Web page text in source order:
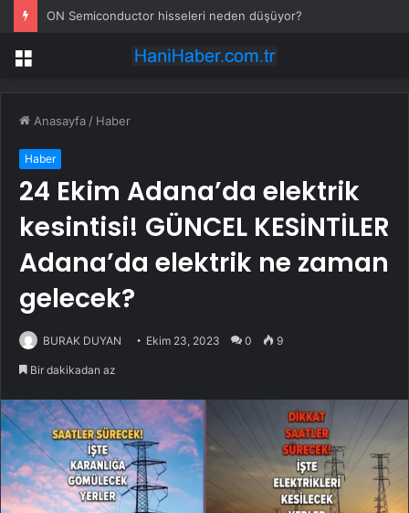
ON Semiconductor hisseleri neden düşüyor?
Menü
Anasayfa / Haber
Haber
24 Ekim Adana’da elektrik
kesintisi! GÜNCEL KESİNTİLER
Adana’da elektrik ne zaman
gelecek?
BURAK DUYAN Ekim 23, 2023 0 9
Bir dakikadan az